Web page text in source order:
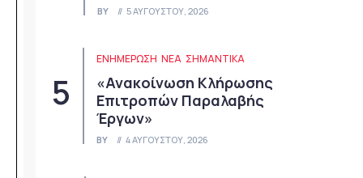
BY 5 ΑΥΓΟΎΣΤΟΥ, 2026
ΕΝΗΜΕΡΩΣΗ ΝΈΑ ΣΗΜΑΝΤΙΚΆ
«Ανακοίνωση Κλήρωσης
Επιτροπών Παραλαβής
Έργων»
BY 4 ΑΥΓΟΎΣΤΟΥ, 2026